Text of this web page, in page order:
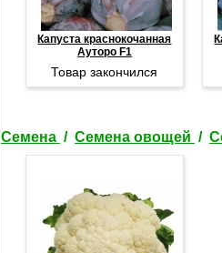
Капуста краснокочанная
Ауторо F1
Товар закончился
Семена / Семена овощей /